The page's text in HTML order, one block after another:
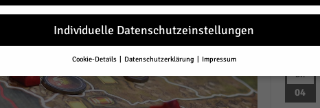
04
DI.
04
Individuelle Datenschutzeinstellungen
Cookie-Details Datenschutzerklärung Impressum
Datenschutzeinstellungen
Sie unter 16 Jahre alt sind und Ihre Zustimmung zu freiwilligen Diensten geben